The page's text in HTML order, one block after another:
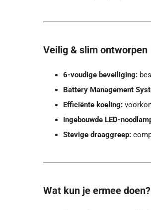
Veilig & slim ontworpen
6-voudige beveiliging:
Battery Management
Efficiënte koeling:
Ingebouwde LED-
Stevige draaggreep:
Wat kun je ermee doen?